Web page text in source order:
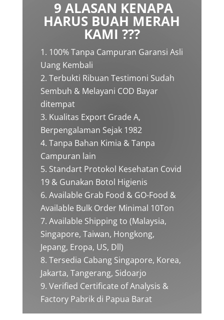
9 ALASAN KENAPA
HARUS BUAH MERAH
KAMI ???
100% Tanpa Campuran Garansi Asli
Uang Kembali
Terbukti Ribuan Testimoni Sudah
Sembuh & Melayani COD Bayar
ditempat
Kualitas Export Grade A,
Berpengalaman Sejak 1982
Tanpa Bahan Kimia & Tanpa
Campuran lain
Standart Protokol Kesehatan Covid
19 & Gunakan Botol Higienis
Available Grab Food & GO-Food &
Available Bulk Order Minimal 10Ton
Available Shipping to (Malaysia,
Singapore, Taiwan, Hongkong,
Jepang, Eropa, US, Dll)
Tersedia Cabang Singapore, Korea,
Jakarta, Tangerang, Sidoarjo
Verified Certificate of Analysis &
Factory Pabrik di Papua Barat